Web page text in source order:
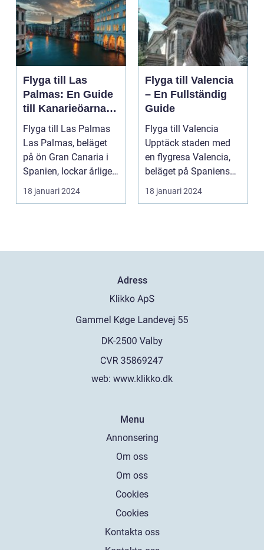
Flyga till Las
Palmas: En Guide
till Kanarieöarnas
Pärla
Flyga till Las Palmas
Las Palmas, beläget
på ön Gran Canaria i
Spanien, lockar årligen
miljontals b...
18 januari 2024
Flyga till Valencia
– En Fullständig
Guide
Flyga till Valencia
Upptäck staden med
en flygresa Valencia,
beläget på Spaniens
östkust, är en fä...
18 januari 2024
Adress
web: www.klikko.dk
Menu
Annonsering
Om oss
Om oss
Cookies
Cookies
Kontakta oss